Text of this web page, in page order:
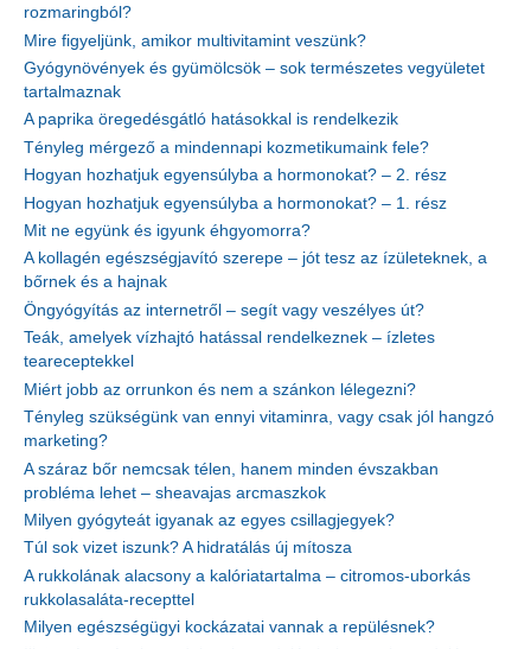
rozmaringból?
Mire figyeljünk, amikor multivitamint veszünk?
Gyógynövények és gyümölcsök – sok természetes vegyületet
tartalmaznak
A paprika öregedésgátló hatásokkal is rendelkezik
Tényleg mérgező a mindennapi kozmetikumaink fele?
Hogyan hozhatjuk egyensúlyba a hormonokat? – 2. rész
Hogyan hozhatjuk egyensúlyba a hormonokat? – 1. rész
Mit ne együnk és igyunk éhgyomorra?
A kollagén egészségjavító szerepe – jót tesz az ízületeknek, a
bőrnek és a hajnak
Öngyógyítás az internetről – segít vagy veszélyes út?
Teák, amelyek vízhajtó hatással rendelkeznek – ízletes
teareceptekkel
Miért jobb az orrunkon és nem a szánkon lélegezni?
Tényleg szükségünk van ennyi vitaminra, vagy csak jól hangzó
marketing?
A száraz bőr nemcsak télen, hanem minden évszakban
probléma lehet – sheavajas arcmaszkok
Milyen gyógyteát igyanak az egyes csillagjegyek?
Túl sok vizet iszunk? A hidratálás új mítosza
A rukkolának alacsony a kalóriatartalma – citromos-uborkás
rukkolasaláta-recepttel
Milyen egészségügyi kockázatai vannak a repülésnek?